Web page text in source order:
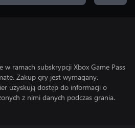
w ramach subskrypcji Xbox Game Pass
Zakup gry jest wymagany.
uzyskują dostęp do informacji o
z nimi danych podczas grania.